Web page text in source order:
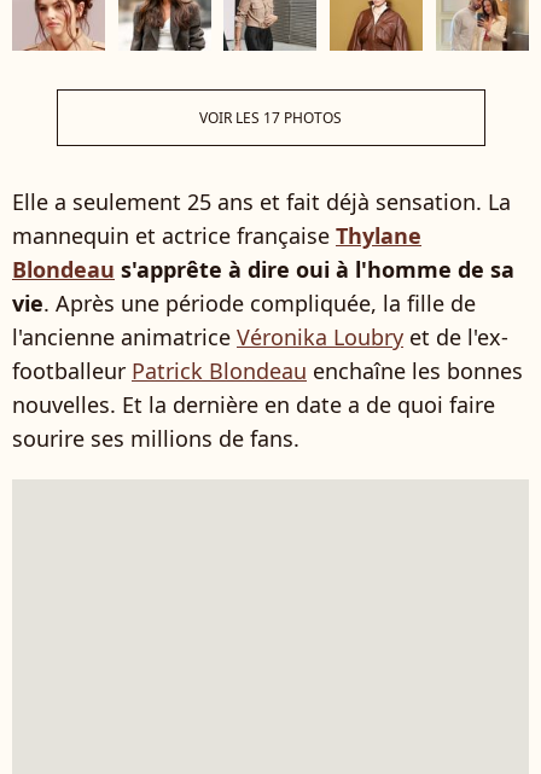
VOIR LES 17 PHOTOS
Elle a seulement 25 ans et fait déjà sensation. La
mannequin et actrice française Thylane
Blondeau s'apprête à dire oui à l'homme de sa
vie. Après une période compliquée, la fille de
l'ancienne animatrice Véronika Loubry et de l'ex-
footballeur Patrick Blondeau enchaîne les bonnes
nouvelles. Et la dernière en date a de quoi faire
sourire ses millions de fans.